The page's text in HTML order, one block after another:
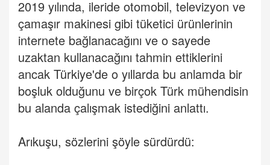
2019 yılında, ileride otomobil, televizyon ve
çamaşır makinesi gibi tüketici ürünlerinin
internete bağlanacağını ve o sayede
uzaktan kullanacağını tahmin ettiklerini
ancak Türkiye'de o yıllarda bu anlamda bir
boşluk olduğunu ve birçok Türk mühendisin
bu alanda çalışmak istediğini anlattı.
Arıkuşu, sözlerini şöyle sürdürdü: